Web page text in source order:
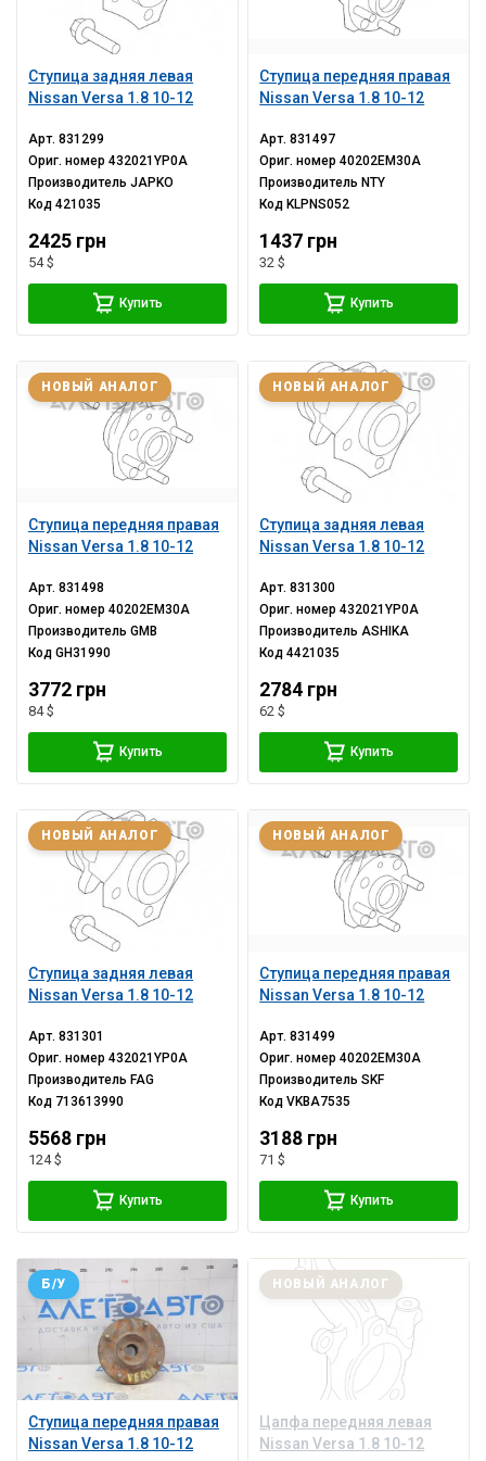
Ступица задняя левая
Nissan Versa 1.8 10-12
Арт.831299
Ориг. номер432021YP0A
ПроизводительJAPKO
Код421035
2425 грн
54 $
Купить
Ступица передняя правая
Nissan Versa 1.8 10-12
Арт.831497
Ориг. номер40202EM30A
Производитель NTY
Код KLPNS052
1437 грн
32 $
Купить
Ступица передняя правая
Nissan Versa 1.8 10-12
НОВЫЙ АНАЛОГ
Арт.831498
Ориг. номер40202EM30A
ПроизводительGMB
КодGH31990
3772 грн
84 $
Купить
Ступица задняя левая
Nissan Versa 1.8 10-12
НОВЫЙ АНАЛОГ
Арт.831300
Ориг. номер432021YP0A
ПроизводительASHIKA
Код4421035
2784 грн
62 $
Купить
Ступица задняя левая
Nissan Versa 1.8 10-12
НОВЫЙ АНАЛОГ
Арт.831301
Ориг. номер432021YP0A
Производитель FAG
Код 713613990
5568 грн
124 $
Купить
Ступица передняя правая
Nissan Versa 1.8 10-12
НОВЫЙ АНАЛОГ
Арт.831499
Ориг. номер40202EM30A
ПроизводительSKF
КодVKBA7535
3188 грн
71 $
Купить
Ступица передняя правая
Nissan Versa 1.8 10-12
Б/У
Цапфа передняя левая
Nissan Versa 1.8 10-12
НОВЫЙ АНАЛОГ